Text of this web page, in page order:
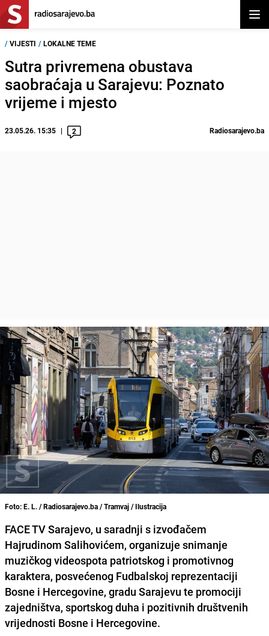
/ VIJESTI / LOKALNE TEME
Sutra privremena obustava
saobraćaja u Sarajevu: Poznato
vrijeme i mjesto
23.05.26. 15:35 2 Radiosarajevo.ba
Foto: E. L. / Radiosarajevo.ba / Tramvaj / Ilustracija
FACE TV Sarajevo, u saradnji s izvođačem
Hajrudinom Salihovićem, organizuje snimanje
muzičkog videospota patriotskog i promotivnog
karaktera, posvećenog Fudbalskoj reprezentaciji
Bosne i Hercegovine, gradu Sarajevu te promociji
zajedništva, sportskog duha i pozitivnih društvenih
vrijednosti Bosne i Hercegovine.